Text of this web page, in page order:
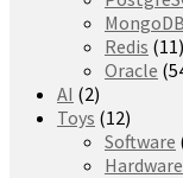
MongoDB
Redis (11)
Oracle
AI (2)
Toys (12)
Software
Hardware